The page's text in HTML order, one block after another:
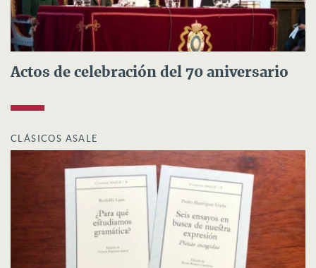
Actos de celebración del 70 aniversario
CLÁSICOS ASALE